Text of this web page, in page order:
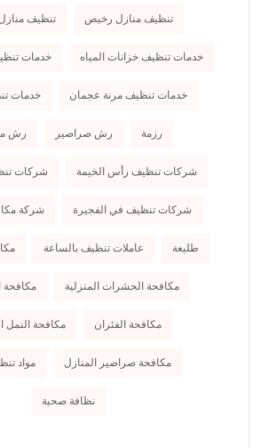
تنظيف منازل رخيص تنظيف
خدمات تنظيف خزانات المياه خدمات
خدمات تنظيف مرنة عجمان خدمات
رزمة رش صراصير رش
شركات تنظيف رأس الخيمة شركات
شركات تنظيف في الفجيرة شركة
طليعة عاملات تنظيف بالساعة
مكافحة الحشرات المنزلية مكافحة
مكافحة الفئران مكافحة النمل
مكافحة صراصير المنازل مواد
نظافة صحية